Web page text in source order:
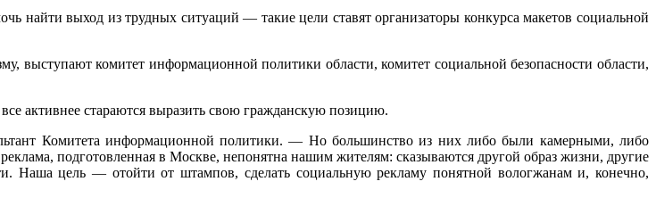
найти выход из трудных ситуаций — такие цели ставят организаторы конкурса макетов социальной
выступают комитет информационной политики области, комитет социальной безопасности области,
активнее стараются выразить свою гражданскую позицию.
Комитета информационной политики. — Но большинство из них либо были камерными, либо
подготовленная в Москве, непонятна нашим жителям: сказываются другой образ жизни, другие
Наша цель — отойти от штампов, сделать социальную рекламу понятной вологжанам и, конечно,